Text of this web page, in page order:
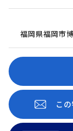
福岡県福岡市
こ